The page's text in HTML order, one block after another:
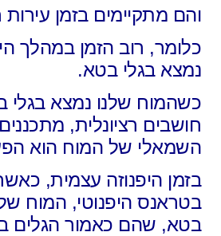
והם מתקיימים בזמן עירות
כלומר, רוב הזמן במהלך
נמצא בגלי בטא.
כשהמוח שלנו נמצא בגלי
חושבים רציונלית,
השמאלי של המוח הוא
בזמן היפנוזה עצמית,
בטראנס היפנוטי, המוח
בטא, שהם כאמור הגלים